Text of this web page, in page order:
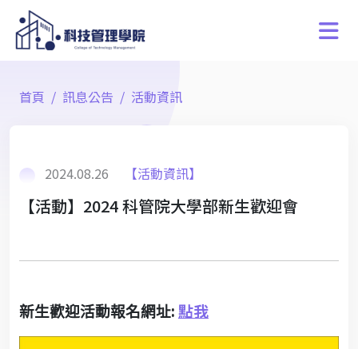
首頁 訊息公告 活動資訊
2024.08.26 【活動資訊】
【活動】2024 科管院大學部新生歡迎會
新生歡迎活動報名網址:點我